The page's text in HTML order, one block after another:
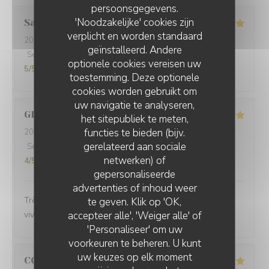
persoonsgegevens.
'Noodzakelijke' cookies zijn
verplicht en worden standaard
geïnstalleerd. Andere
optionele cookies vereisen uw
toestemming. Deze optionele
cookies worden gebruikt om
uw navigatie te analyseren,
het sitepubliek te meten,
functies te bieden (bijv.
gerelateerd aan sociale
netwerken) of
gepersonaliseerde
advertenties of inhoud weer
te geven. Klik op 'OK,
accepteer alle', 'Weiger alle' of
'Personaliseer' om uw
voorkeuren te beheren. U kunt
uw keuzes op elk moment
Sara
2026-07-20- 12:15 - Gasten 3
Service
Atmosfeer:5/5 Keuken: 5/5 Kwaliteit / Prijs
5/5
GILLES
2026-07-17
- 19:45 - Gasten 2
Service
Atmosfeer:5/5 Keuken:5/5 Kwaliteit / Prijs
4/5
Très bon accueil Excellente cuisine A recommander
vivement 😀
CORINNE L
PLEIN SUD